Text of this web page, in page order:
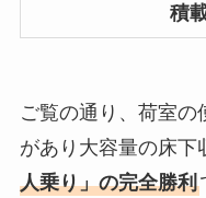
積
ご覧の通り、荷室の
があり大容量の床下
人乗り」の完全勝利